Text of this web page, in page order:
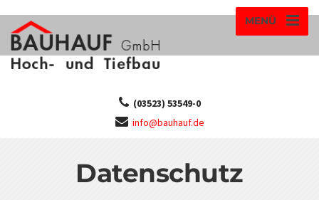
MENÜ
(03523) 53549-0
info@bauhauf.de
Datenschutz